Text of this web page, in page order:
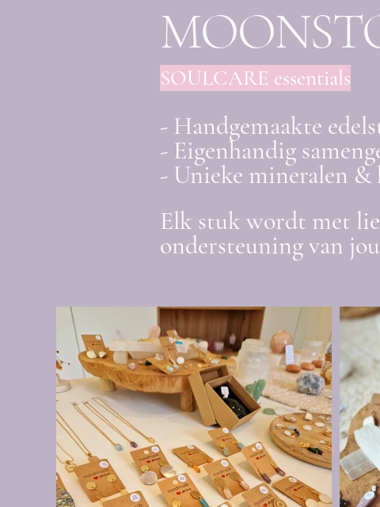
SOULCARE essentials
- Handgemaakte
- Eigenhandig
- Unieke mineralen
Elk stuk wordt met
ondersteuning van